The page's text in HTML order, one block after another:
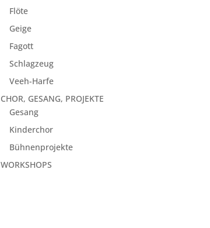
Flöte
Geige
Fagott
Schlagzeug
Veeh-Harfe
CHOR, GESANG, PROJEKTE
Gesang
Kinderchor
Bühnenprojekte
WORKSHOPS